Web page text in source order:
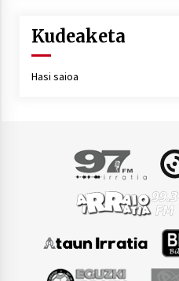
Kudeaketa
Hasi saioa